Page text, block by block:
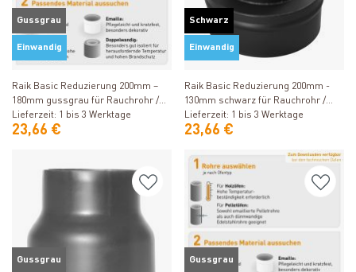
Gussgrau
Einwandig
Produkt ansehen
Raik Basic Reduzierung 200mm –
180mm gussgrau für Rauchrohr /
Ofenrohr
Lieferzeit: 1 bis 3 Werktage
23,66 €
Schwarz
Einwandig
Produkt ansehen
Raik Basic Reduzierung 200mm -
130mm schwarz für Rauchrohr /
Ofenrohr
Lieferzeit: 1 bis 3 Werktage
23,66 €
Gussgrau Gussgrau